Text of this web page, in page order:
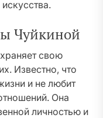
Чуйкиной
свою
Известно, что
и не любит
Она
личностью и